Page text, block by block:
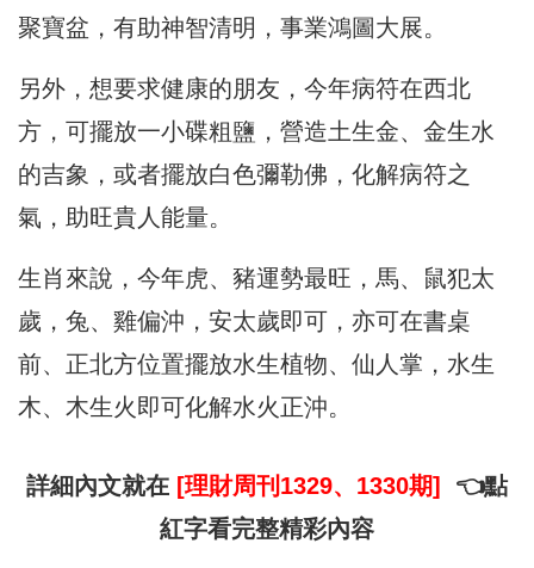
聚寶盆，有助神智清明，事業鴻圖大展。
另外，想要求健康的朋友，今年病符在西北
方，可擺放一小碟粗鹽，營造土生金、金生水
的吉象，或者擺放白色彌勒佛，化解病符之
氣，助旺貴人能量。
生肖來說，今年虎、豬運勢最旺，馬、鼠犯太
歲，兔、雞偏沖，安太歲即可，亦可在書桌
前、正北方位置擺放水生植物、仙人掌，水生
木、木生火即可化解水火正沖。
詳細內文就在 [理財周刊1329、1330期]
👈點
紅字看完整精彩內容